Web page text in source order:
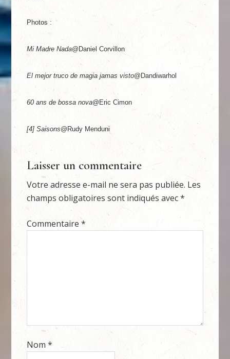
Photos :
Mi Madre Nada@Daniel Corvillon
El mejor truco de magia jamas visto@Dandiwarhol
60 ans de bossa nova@Eric Cimon
[4] Saisons@Rudy Menduni
Laisser un commentaire
Votre adresse e-mail ne sera pas publiée. Les
champs obligatoires sont indiqués avec*
Commentaire*
Nom*